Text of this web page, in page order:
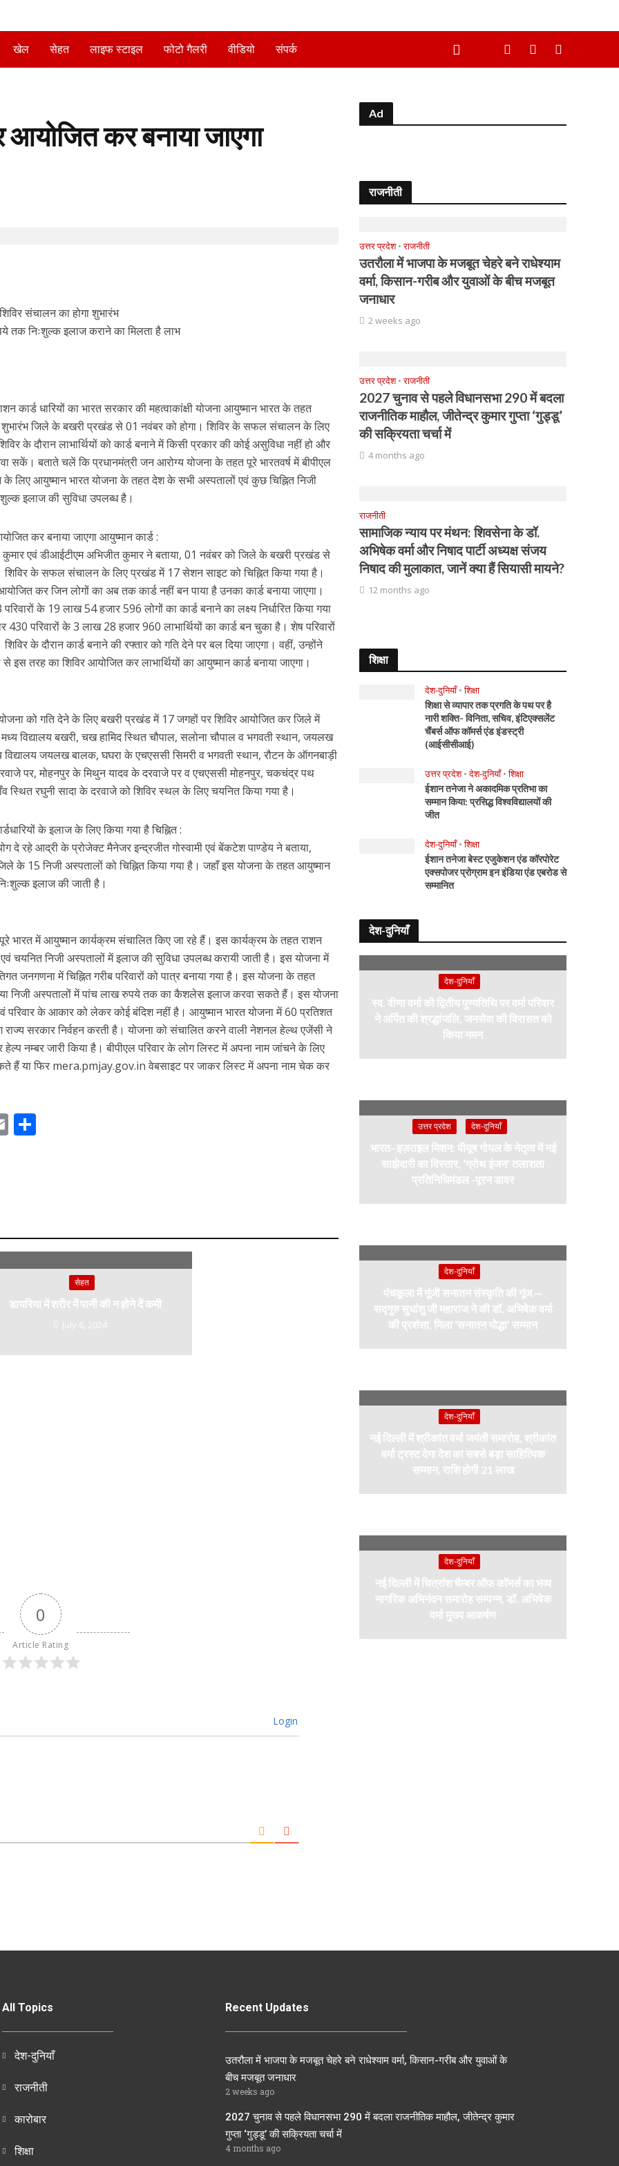
खेल सेहत लाइफ स्टाइल फोटो गैलरी वीडियो संपर्क
कर बनाया जाएगा
संचालन का होगा शुभारंभ
तक निःशुल्क इलाज कराने का मिलता है लाभ
कार्ड धारियों का भारत सरकार की महत्वाकांक्षी योजना आयुष्मान भारत के तहत
शुभारंभ जिले के बखरी प्रखंड से 01 नवंबर को होगा। शिविर के सफल संचालन के लिए
के दौरान लाभार्थियों को कार्ड बनाने में किसी प्रकार की कोई असुविधा नहीं हो और
सकें। बताते चलें कि प्रधानमंत्री जन आरोग्य योजना के तहत पूरे भारतवर्ष में बीपीएल
के लिए आयुष्मान भारत योजना के तहत देश के सभी अस्पतालों एवं कुछ चिह्नित निजी
इलाज की सुविधा उपलब्ध है।
कर बनाया जाएगा आयुष्मान कार्ड :
कुमार एवं डीआईटीएम अभिजीत कुमार ने बताया, 01 नवंबर को जिले के बखरी प्रखंड से
शिविर के सफल संचालन के लिए प्रखंड में 17 सेशन साइट को चिह्नित किया गया है।
कर जिन लोगों का अब तक कार्ड नहीं बन पाया है उनका कार्ड बनाया जाएगा।
के 19 लाख 54 हजार 596 लोगों का कार्ड बनाने का लक्ष्य निर्धारित किया गया
परिवारों के 3 लाख 28 हजार 960 लाभार्थियों का कार्ड बन चुका है। शेष परिवारों
के दौरान कार्ड बनाने की रफ्तार को गति देने पर बल दिया जाएगा। वहीं, उन्होंने
इस तरह का शिविर आयोजित कर लाभार्थियों का आयुष्मान कार्ड बनाया जाएगा।
को गति देने के लिए बखरी प्रखंड में 17 जगहों पर शिविर आयोजित कर जिले में
विद्यालय बखरी, चख हामिद स्थित चौपाल, सलोना चौपाल व भगवती स्थान, जयलख
जयलख बालक, घघरा के एचएससी सिमरी व भगवती स्थान, रौटन के ऑगनबाड़ी
पर, मोहनपुर के मिथुन यादव के दरवाजे पर व एचएससी मोहनपुर, चकचंद्र पथ
स्थित रघुनी सादा के दरवाजे को शिविर स्थल के लिए चयनित किया गया है।
के इलाज के लिए किया गया है चिह्नित :
दे रहे आद्री के प्रोजेक्ट मैनेजर इन्द्रजीत गोस्वामी एवं बेंकटेश पाण्डेय ने बताया,
के 15 निजी अस्पतालों को चिह्नित किया गया है। जहाँ इस योजना के तहत आयुष्मान
इलाज की जाती है।
भारत में आयुष्मान कार्यक्रम संचालित किए जा रहे हैं। इस कार्यक्रम के तहत राशन
एवं चयनित निजी अस्पतालों में इलाज की सुविधा उपलब्ध करायी जाती है। इस योजना में
जनगणना में चिह्नित गरीब परिवारों को पात्र बनाया गया है। इस योजना के तहत
या निजी अस्पतालों में पांच लाख रुपये तक का कैशलेस इलाज करवा सकते हैं। इस योजना
परिवार के आकार को लेकर कोई बंदिश नहीं है। आयुष्मान भारत योजना में 60 प्रतिशत
राज्य सरकार निर्वहन करती है। योजना को संचालित करने वाली नेशनल हेल्थ एजेंसी ने
नम्बर जारी किया है। बीपीएल परिवार के लोग लिस्ट में अपना नाम जांचने के लिए
हैं या फिर mera.pmjay.gov.in वेबसाइट पर जाकर लिस्ट में अपना नाम चेक कर
E
सेहत
डायरिया में शरीर में पानी की न होने दें कमी
July 6, 2024
0
Article Rating
Login
Ad
राजनीती
उत्तर प्रदेश • राजनीती
उतरौला में भाजपा के मजबूत चेहरे बने राधेश्याम
वर्मा, किसान-गरीब और युवाओं के बीच मजबूत
जनाधार
2 weeks ago
उत्तर प्रदेश • राजनीती
2027 चुनाव से पहले विधानसभा 290 में बदला
राजनीतिक माहौल, जीतेन्द्र कुमार गुप्ता ‘गुड्डू’
की सक्रियता चर्चा में
4 months ago
राजनीती
सामाजिक न्याय पर मंथन: शिवसेना के डॉ.
अभिषेक वर्मा और निषाद पार्टी अध्यक्ष संजय
निषाद की मुलाकात, जानें क्या हैं सियासी मायने?
12 months ago
शिक्षा
देश-दुनियाँ • शिक्षा
शिक्षा से व्यापार तक प्रगति के पथ पर है
नारी शक्ति- विनिता, सचिव, इंटिएक्सलेंट
चैंबर्स ऑफ कॉमर्स एंड इंडस्ट्री
(आईसीसीआई)
उत्तर प्रदेश • देश-दुनियाँ • शिक्षा
ईशान तनेजा ने अकादमिक प्रतिभा का
सम्मान किया: प्रसिद्ध विश्वविद्यालयों की
जीत
देश-दुनियाँ • शिक्षा
ईशान तनेजा बेस्ट एजुकेशन एंड कॉरपोरेट
एक्सपोजर प्रोग्राम इन इंडिया एंड एबरोड से
सम्मानित
देश-दुनियाँ
देश-दुनियाँ
स्व. वीणा वर्मा की द्वितीय पुण्यतिथि पर वर्मा परिवार
ने अर्पित की श्रद्धांजलि, जनसेवा की विरासत को
किया नमन
उत्तर प्रदेश देश-दुनियाँ
भारत–इज़राइल मिशन: पीयूष गोयल के नेतृत्व में नई
साझेदारी का विस्तार, ‘ग्रोथ इंजन’ तलाशता
प्रतिनिधिमंडल -पूरन डावर
देश-दुनियाँ
पंचकूला में गूंजी सनातन संस्कृति की गूंज —
सद्गुरु सुधांशु जी महाराज ने की डॉ. अभिषेक वर्मा
की प्रशंसा, मिला ‘सनातन योद्धा’ सम्मान
देश-दुनियाँ
नई दिल्ली में श्रीकांत वर्मा जयंती समारोह, श्रीकांत
वर्मा ट्रस्ट देगा देश का सबसे बड़ा साहित्यिक
सम्मान, राशि होगी 21 लाख
देश-दुनियाँ
नई दिल्ली में चित्रांश चैम्बर ऑफ कॉमर्स का भव्य
नागरिक अभिनंदन समारोह सम्पन्न, डॉ. अभिषेक
वर्मा मुख्य आकर्षण
All Topics
देश-दुनियाँ
राजनीती
कारोबार
शिक्षा
Recent Updates
उतरौला में भाजपा के मजबूत चेहरे बने राधेश्याम वर्मा, किसान-गरीब और युवाओं के
बीच मजबूत जनाधार
2 weeks ago
2027 चुनाव से पहले विधानसभा 290 में बदला राजनीतिक माहौल, जीतेन्द्र कुमार
गुप्ता ‘गुड्डू’ की सक्रियता चर्चा में
4 months ago